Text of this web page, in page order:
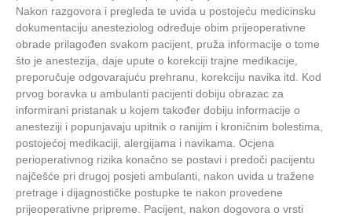
Nakon razgovora i pregleda te uvida u postojeću medicinsku
dokumentaciju anesteziolog određuje obim prijeoperativne
obrade prilagođen svakom pacijent, pruža informacije o tome
što je anestezija, daje upute o korekciji trajne medikacije,
preporučuje odgovarajuću prehranu, korekciju navika itd. Kod
prvog boravka u ambulanti pacijenti dobiju obrazac za
informirani pristanak u kojem također dobiju informacije o
anesteziji i popunjavaju upitnik o ranijim i kroničnim bolestima,
postojećoj medikaciji, alergijama i navikama. Ocjena
perioperativnog rizika konačno se postavi i predoči pacijentu
najčešće pri drugoj posjeti ambulanti, nakon uvida u tražene
pretrage i dijagnostičke postupke te nakon provedene
prijeoperativne pripreme. Pacijent, nakon dogovora o vrsti